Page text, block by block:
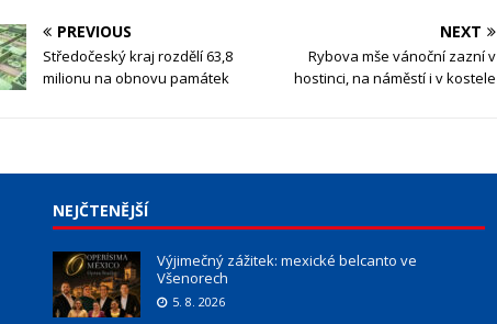
PREVIOUS
Středočeský kraj rozdělí 63,8
milionu na obnovu památek
NEXT
Rybova mše vánoční zazní v
hostinci, na náměstí i v kostele
NEJČTENĚJŠÍ
Výjimečný zážitek: mexické belcanto ve
Všenorech
5. 8. 2026